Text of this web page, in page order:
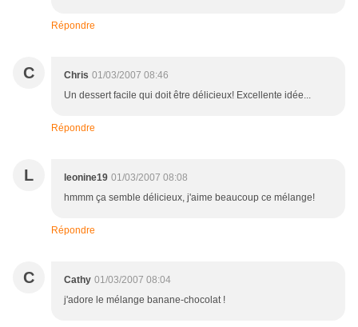
Répondre
C Chris 01/03/2007 08:46
Un dessert facile qui doit être délicieux! Excellente idée...
Répondre
L leonine19 01/03/2007 08:08
hmmm ça semble délicieux, j'aime beaucoup ce mélange!
Répondre
C Cathy 01/03/2007 08:04
j'adore le mélange banane-chocolat !